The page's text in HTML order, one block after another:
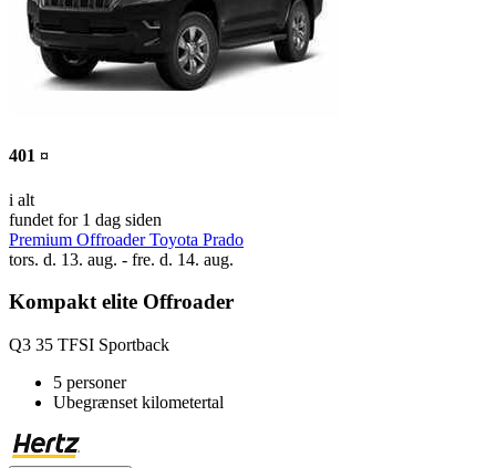
401 ¤
i alt
fundet for 1 dag siden
Premium Offroader Toyota Prado
tors. d. 13. aug. - fre. d. 14. aug.
Kompakt elite Offroader
Q3 35 TFSI Sportback
5 personer
Ubegrænset kilometertal